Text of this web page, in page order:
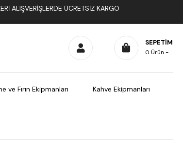
ALIŞVERIŞLERDE ÜCRETSIZ KARGO
SEPETIM
0 Ürün
ve Fırın Ekipmanları Kahve Ekipmanları